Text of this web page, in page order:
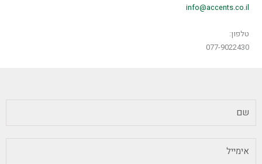
info@accents.co.il
טלפון:
077-9022430